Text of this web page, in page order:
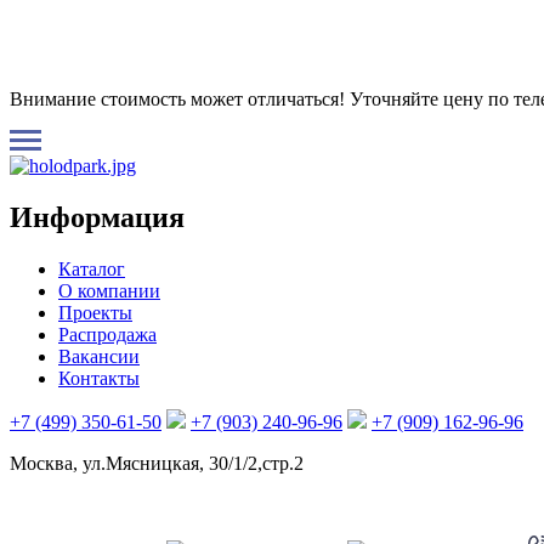
Внимание стоимость может отличаться! Уточняйте цену по
Информация
Каталог
О компании
Проекты
Распродажа
Вакансии
Контакты
+7 (499) 350-61-50 +7 (903) 240-96-96
+7 (909) 162-96-96
Москва, ул.Мясницкая, 30/1/2,стр.2